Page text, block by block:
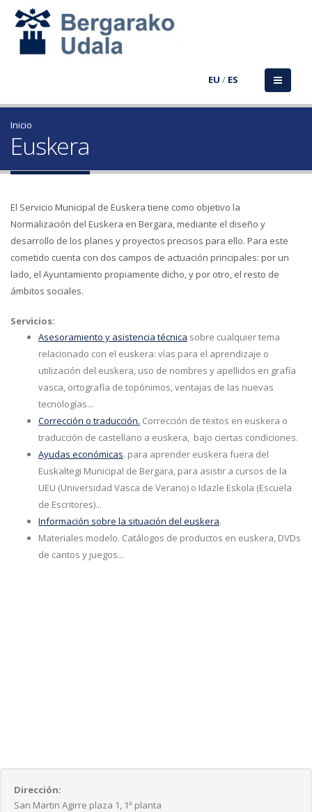
EU / ES
Inicio
Euskera
El Servicio Municipal de Euskera tiene como objetivo la
Normalización del Euskera en Bergara, mediante el diseño y
desarrollo de los planes y proyectos precisos para ello. Para este
cometido cuenta con dos campos de actuación principales: por un
lado, el Ayuntamiento propiamente dicho, y por otro, el resto de
ámbitos sociales.
Servicios:
Asesoramiento y asistencia técnica sobre cualquier tema
relacionado con el euskera: vías para el aprendizaje o
utilización del euskera, uso de nombres y apellidos en grafía
vasca, ortografía de topónimos, ventajas de las nuevas
tecnologías...
Corrección o traducción. Corrección de textos en euskera o
traducción de castellano a euskera, bajo ciertas condiciones.
Ayudas económicas. para aprender euskera fuera del
Euskaltegi Municipal de Bergara, para asistir a cursos de la
UEU (Universidad Vasca de Verano) o Idazle Eskola (Escuela
de Escritores)...
Información sobre la situación del euskera.
Materiales modelo. Catálogos de productos en euskera, DVDs
de cantos y juegos...
Dirección:
San Martin Agirre plaza 1, 1ª planta